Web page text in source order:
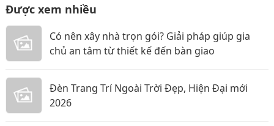
Được xem nhiều
Có nên xây nhà trọn gói? Giải pháp giúp gia
chủ an tâm từ thiết kế đến bàn giao
Đèn Trang Trí Ngoài Trời Đẹp, Hiện Đại mới
2026